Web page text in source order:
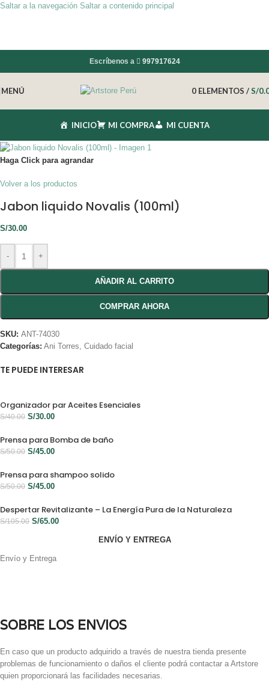
Saltar a la navegación Saltar a contenido principal
Escríbenos a 997917624
MENÚ 0 ELEMENTOS /S/
INICIO MI COMPRA MI CUENTA
Haga Click para agrandar
Volver a los productos
Jabon liquido Novalis (100ml)
S/30.00
- +
AÑADIR AL CARRITO
COMPRAR AHORA
SKU: ANT-74030
Categorías: Ani Torres Cuidado facial
TE PUEDE INTERESAR
Organizador par Aceites Esenciales
S/40.00 S/30.00
Prensa para Bomba de baño
S/50.00 S/45.00
Prensa para shampoo solido
S/50.00 S/45.00
Despertar Revitalizante – La Energía Pura de la Naturaleza
S/105.00 S/65.00
ENVÍO Y ENTREGA
Envío y Entrega
SOBRE LOS ENVIOS
En caso que un producto adquirido a través de nuestra tienda presente
problemas de funcionamiento o daños el cliente podrá contactar a Artstore
quien proporcionará las facilidades necesarias.